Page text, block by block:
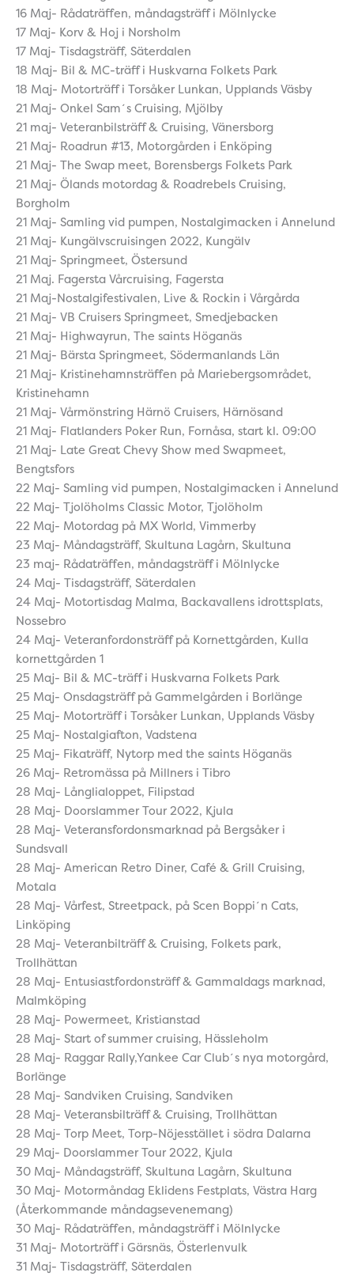
16 Maj- Rådaträffen, måndagsträff i Mölnlycke
17 Maj- Korv & Hoj i Norsholm
17 Maj- Tisdagsträff, Säterdalen
18 Maj- Bil & MC-träff i Huskvarna Folkets Park
18 Maj- Motorträff i Torsåker Lunkan, Upplands Väsby
21 Maj- Onkel Sam´s Cruising, Mjölby
21 maj- Veteranbilsträff & Cruising, Vänersborg
21 Maj- Roadrun #13, Motorgården i Enköping
21 Maj- The Swap meet, Borensbergs Folkets Park
21 Maj- Ölands motordag & Roadrebels Cruising,
Borgholm
21 Maj- Samling vid pumpen, Nostalgimacken i Annelund
21 Maj- Kungälvscruisingen 2022, Kungälv
21 Maj- Springmeet, Östersund
21 Maj. Fagersta Vårcruising, Fagersta
21 Maj-Nostalgifestivalen, Live & Rockin i Vårgårda
21 Maj- VB Cruisers Springmeet, Smedjebacken
21 Maj- Highwayrun, The saints Höganäs
21 Maj- Bärsta Springmeet, Södermanlands Län
21 Maj- Kristinehamnsträffen på Mariebergsområdet,
Kristinehamn
21 Maj- Vårmönstring Härnö Cruisers, Härnösand
21 Maj- Flatlanders Poker Run, Fornåsa, start kl. 09:00
21 Maj- Late Great Chevy Show med Swapmeet,
Bengtsfors
22 Maj- Samling vid pumpen, Nostalgimacken i Annelund
22 Maj- Tjolöholms Classic Motor, Tjolöholm
22 Maj- Motordag på MX World, Vimmerby
23 Maj- Måndagsträff, Skultuna Lagårn, Skultuna
23 maj- Rådaträffen, måndagsträff i Mölnlycke
24 Maj- Tisdagsträff, Säterdalen
24 Maj- Motortisdag Malma, Backavallens idrottsplats,
Nossebro
24 Maj- Veteranfordonsträff på Kornettgården, Kulla
kornettgården 1
25 Maj- Bil & MC-träff i Huskvarna Folkets Park
25 Maj- Onsdagsträff på Gammelgården i Borlänge
25 Maj- Motorträff i Torsåker Lunkan, Upplands Väsby
25 Maj- Nostalgiafton, Vadstena
25 Maj- Fikaträff, Nytorp med the saints Höganäs
26 Maj- Retromässa på Millners i Tibro
28 Maj- Långlialoppet, Filipstad
28 Maj- Doorslammer Tour 2022, Kjula
28 Maj- Veteransfordonsmarknad på Bergsåker i
Sundsvall
28 Maj- American Retro Diner, Café & Grill Cruising,
Motala
28 Maj- Vårfest, Streetpack, på Scen Boppi´n Cats,
Linköping
28 Maj- Veteranbilträff & Cruising, Folkets park,
Trollhättan
28 Maj- Entusiastfordonsträff & Gammaldags marknad,
Malmköping
28 Maj- Powermeet, Kristianstad
28 Maj- Start of summer cruising, Hässleholm
28 Maj- Raggar Rally,Yankee Car Club´s nya motorgård,
Borlänge
28 Maj- Sandviken Cruising, Sandviken
28 Maj- Veteransbilträff & Cruising, Trollhättan
28 Maj- Torp Meet, Torp-Nöjesstället i södra Dalarna
29 Maj- Doorslammer Tour 2022, Kjula
30 Maj- Måndagsträff, Skultuna Lagårn, Skultuna
30 Maj- Motormåndag Eklidens Festplats, Västra Harg
(Återkommande måndagsevenemang)
30 Maj- Rådaträffen, måndagsträff i Mölnlycke
31 Maj- Motorträff i Gärsnäs, Österlenvulk
31 Maj- Tisdagsträff, Säterdalen